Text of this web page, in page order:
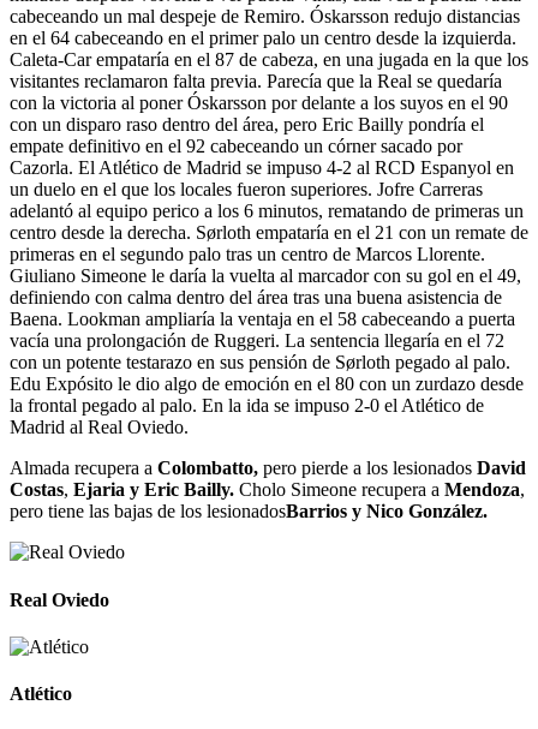
cabeceando un mal despeje de Remiro. Óskarsson redujo distancias
en el 64 cabeceando en el primer palo un centro desde la izquierda.
Caleta-Car empataría en el 87 de cabeza, en una jugada en la que los
visitantes reclamaron falta previa. Parecía que la Real se quedaría
con la victoria al poner Óskarsson por delante a los suyos en el 90
con un disparo raso dentro del área, pero Eric Bailly pondría el
empate definitivo en el 92 cabeceando un córner sacado por
Cazorla. El Atlético de Madrid se impuso 4-2 al RCD Espanyol en
un duelo en el que los locales fueron superiores. Jofre Carreras
adelantó al equipo perico a los 6 minutos, rematando de primeras un
centro desde la derecha. Sørloth empataría en el 21 con un remate de
primeras en el segundo palo tras un centro de Marcos Llorente.
Giuliano Simeone le daría la vuelta al marcador con su gol en el 49,
definiendo con calma dentro del área tras una buena asistencia de
Baena. Lookman ampliaría la ventaja en el 58 cabeceando a puerta
vacía una prolongación de Ruggeri. La sentencia llegaría en el 72
con un potente testarazo en sus pensión de Sørloth pegado al palo.
Edu Expósito le dio algo de emoción en el 80 con un zurdazo desde
la frontal pegado al palo. En la ida se impuso 2-0 el Atlético de
Madrid al Real Oviedo.
Almada recupera a Colombatto, pero pierde a los lesionados David
Costas, Ejaria y Eric Bailly. Cholo Simeone recupera a Mendoza,
pero tiene las bajas de los lesionadosBarrios y Nico González.
Real Oviedo
Atlético